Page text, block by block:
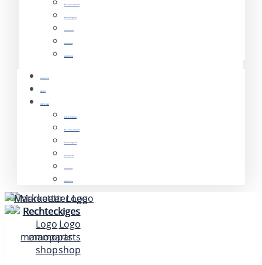
Was uns ausmacht
Nachhaltigkeit
mamoparts
mamocars
KOMWERK
KARRIERE
NEWS
ÜBER UNS
Unsere Historie
Was uns ausmacht
Nachhaltigkeit
mamoparts
mamocars
KOMWERK